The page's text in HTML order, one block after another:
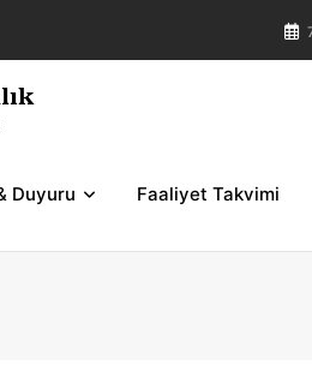
Duyuru Faaliyet Takvimi